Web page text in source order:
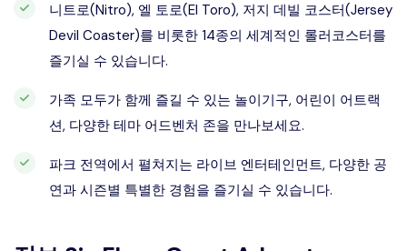
니트로(Nitro), 엘 토로(El Toro), 저지 데빌 코스터(Jersey
Devil Coaster)를 비롯한 14종의 세계적인 롤러코스터를
즐기실 수 있습니다.
가족 모두가 함께 즐길 수 있는 놀이기구, 어린이 어트랙
션, 다양한 테마 어드벤처 존을 만나보세요.
파크 전역에서 펼쳐지는 라이브 엔터테인먼트, 다양한 공
연과 시즌별 특별한 경험을 즐기실 수 있습니다.